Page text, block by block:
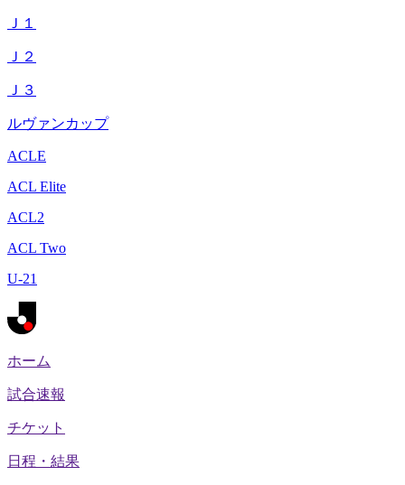
Ｊ１
Ｊ２
Ｊ３
ルヴァンカップ
ACLE
ACL Elite
ACL2
ACL Two
U-21
ホーム
試合速報
チケット
日程・結果